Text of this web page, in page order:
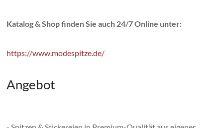
Katalog & Shop finden Sie auch 24/7 Online unter:
https://www.modespitze.de/
Angebot